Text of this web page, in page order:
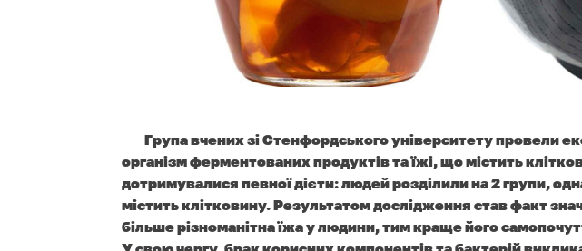
Група вчених зі Стенфордського університету провели
організм ферментованих продуктів та їжі, що містить
дотримувалися певної дієти: людей розділили на 2 групи,
містить клітковину. Результатом дослідження став факт
більше різноманітна їжа у людини, тим краще його